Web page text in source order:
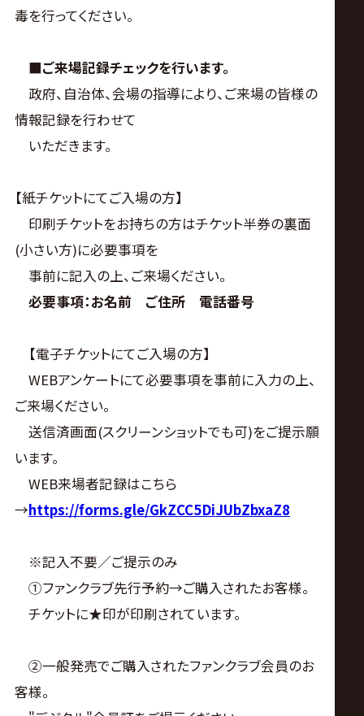
毒を行ってください。
■ご来場記録チェックを行います。
政府、自治体、会場の指導により、ご来場の皆様の
情報記録を行わせて
いただきます。
【紙チケットにてご入場の方】
印刷チケットをお持ちの方はチケット半券の裏面
(小さい方)に必要事項を
事前に記入の上、ご来場ください。
必要事項：お名前 ご住所 電話番号
【電子チケットにてご入場の方】
WEBアンケートにて必要事項を事前に入力の上、
ご来場ください。
送信済画面(スクリーンショットでも可)をご提示願
います。
WEB来場者記録はこちら
→https://forms.gle/GkZCC5DiJUbZbxaZ8
※記入不要／ご提示のみ
①ファンクラブ先行予約→ご購入されたお客様。
チケットに★印が印刷されています。
②一般発売でご購入されたファンクラブ会員のお
客様。